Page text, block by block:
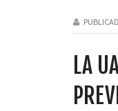
LA